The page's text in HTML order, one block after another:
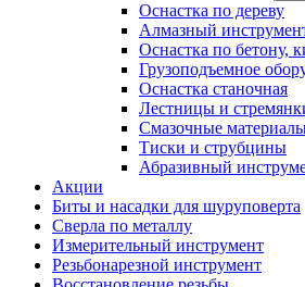
Оснастка по дереву
Алмазный
Оснастка по бетону,
Грузоподъемное
Оснастка станочная
Лестницы и
Смазочные
Тиски и струбцины
Абразивный
Акции
Биты и насадки для шуруповерта
Сверла по металлу
Измерительный инструмент
Резьбонарезной инструмент